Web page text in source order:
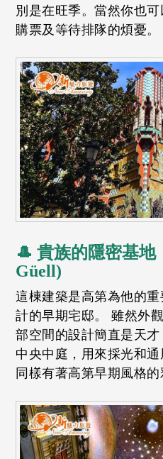
別是在旺季。當然你也
購票及等待排隊的煩憂。
🎩 貴族的隱密基地
Güell)
這棟建築是高第為他的
計的早期宅邸。 雖然外
部空間的設計簡直是天
中央中庭，用來採光和通
同樣有著高第早期風格的